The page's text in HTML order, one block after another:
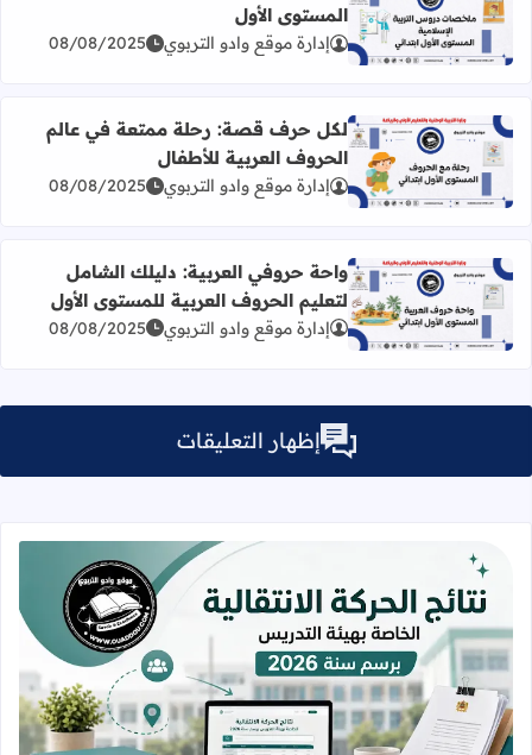
اقرأ المزيد عن ملخصات دروس التربية الإسلامية المستوى
المستوى الأول
إدارة موقع وادو التربوي 08/08/2025
اقرأ المزيد عن لكل حرف قصة: رحلة ممتعة في عالم الحروف
لكل حرف قصة: رحلة ممتعة في عالم
الحروف العربية للأطفال
إدارة موقع وادو التربوي 08/08/2025
اقرأ المزيد عن واحة حروفي العربية: دليلك الشامل لتعليم
واحة حروفي العربية: دليلك الشامل
لتعليم الحروف العربية للمستوى الأول
إدارة موقع وادو التربوي 08/08/2025
إظهار التعليقات
قراءة المزيد عن نتائج الحركة